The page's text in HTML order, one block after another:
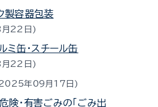
製容器包装
22日
ルミ缶・スチール缶
22日
年09月17日
険･有害ごみの「ごみ出